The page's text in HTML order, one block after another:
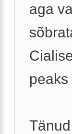
aga